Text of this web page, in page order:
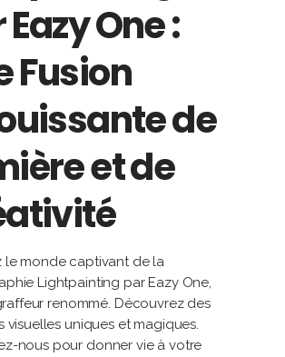
One :
Fusion
de
et de
le monde captivant de la
Lightpainting par Eazy One,
renommé. Découvrez des
visuelles uniques et magiques.
nous pour donner vie à votre